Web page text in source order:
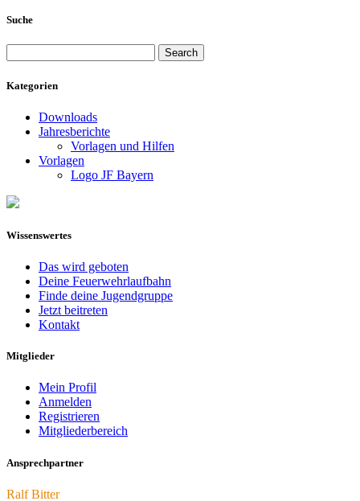
Suche
for:
Kategorien
Downloads
Jahresberichte
Vorlagen und Hilfen
Vorlagen
Logo JF Bayern
Wissenswertes
Das wird geboten
Deine Feuerwehrlaufbahn
Finde deine Jugendgruppe
Jetzt beitreten
Kontakt
Mitglieder
Mein Profil
Anmelden
Registrieren
Mitgliederbereich
Ansprechpartner
Ralf Bitter